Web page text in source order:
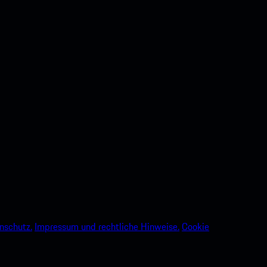
Impressum und rechtliche Hinweise.Cookie